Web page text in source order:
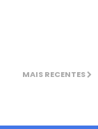
MAIS RECENTES